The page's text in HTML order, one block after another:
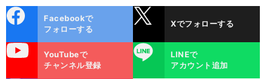
ok
Facebookで
フォローする
Xでフォローする
YouTubeで
チャンネル登録
LINE
LINEで
アカウント追加